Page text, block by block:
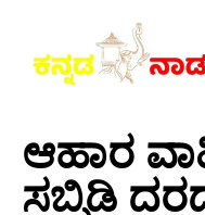
ಆಹಾರ
ಸಬ್ಸಿಡಿ